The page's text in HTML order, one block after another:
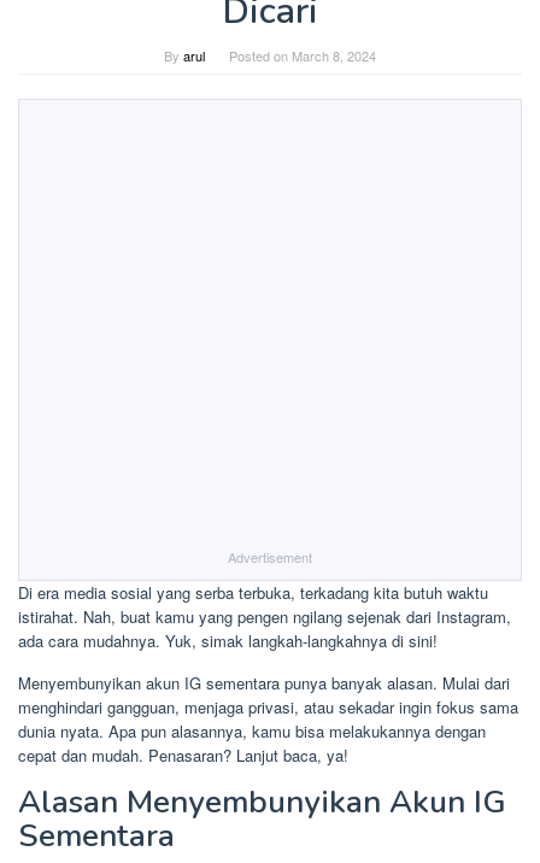
Dicari
By arul Posted on March 8, 2024
Advertisement
Di era media sosial yang serba terbuka, terkadang kita butuh waktu
istirahat. Nah, buat kamu yang pengen ngilang sejenak dari Instagram,
ada cara mudahnya. Yuk, simak langkah-langkahnya di sini!
Menyembunyikan akun IG sementara punya banyak alasan. Mulai dari
menghindari gangguan, menjaga privasi, atau sekadar ingin fokus sama
dunia nyata. Apa pun alasannya, kamu bisa melakukannya dengan
cepat dan mudah. Penasaran? Lanjut baca, ya!
Alasan Menyembunyikan Akun IG
Sementara